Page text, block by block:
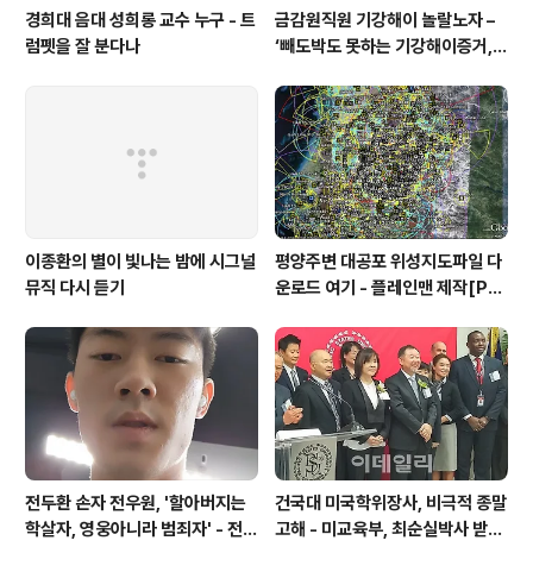
경희대 음대 성희롱 교수 누구 - 트
럼펫을 잘 분다나
금감원직원 기강해이 놀랄노자 –
‘빼도박도 못하는 기강해이증거,
가상화폐사기 연방 법원 소송장 보
니 금감원 컴퓨터서 출력 – 개인 소
송장에 ‘금감..
이종환의 별이 빛나는 밤에 시그널
뮤직 다시 듣기
평양주변 대공포 위성지도파일 다
운로드 여기 - 플레인맨 제작[PL
전두환 손자 전우원, '할아버지는
학살자, 영웅아니라 범죄자' - 전재
건국대 미국학위장사, 비극적 종말
고해 - 미교육부, 최순실박사 받은